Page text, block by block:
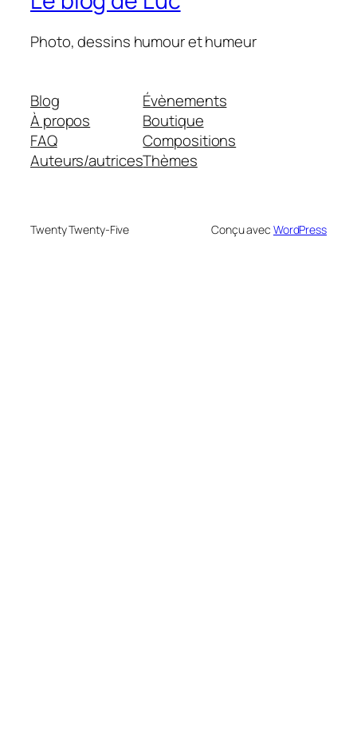
Photo, dessins humour et humeur
Blog
À propos
FAQ
Auteurs/autrices
Évènements
Boutique
Compositions
Thèmes
Twenty Twenty-Five Conçu avec WordPress